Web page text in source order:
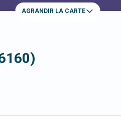
AGRANDIR LA CARTE